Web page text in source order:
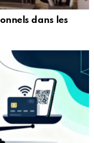
dans les